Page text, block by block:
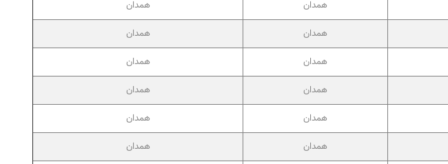
همدان
همدان
همدان
همدان
همدان
همدان
همدان
همدان
همدان
همدان
همدان
همدان